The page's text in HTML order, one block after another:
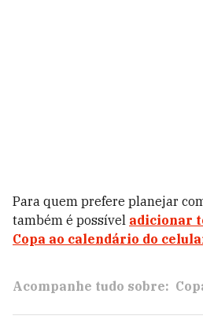
Para quem prefere planejar
também é possível adicionar
Copa ao calendário do
Acompanhe tudo sobre: